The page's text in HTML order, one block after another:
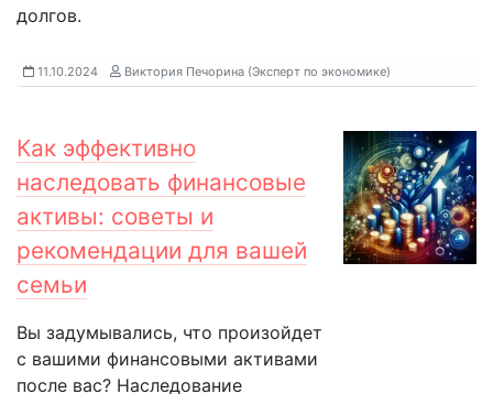
долгов.
11.10.2024 Виктория Печорина (Эксперт по экономике)
Как эффективно
наследовать финансовые
активы: советы и
рекомендации для вашей
семьи
Вы задумывались, что произойдет
с вашими финансовыми активами
после вас? Наследование